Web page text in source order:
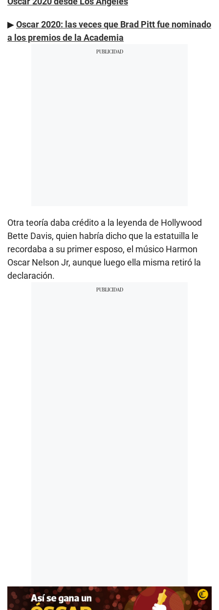
▶Oscar 2020: las veces que Brad Pitt fue nominado
a los premios de la Academia
Otra teoría daba crédito a la leyenda de Hollywood
Bette Davis, quien habría dicho que la estatuilla le
recordaba a su primer esposo, el músico Harmon
Oscar Nelson Jr, aunque luego ella misma retiró la
declaración.